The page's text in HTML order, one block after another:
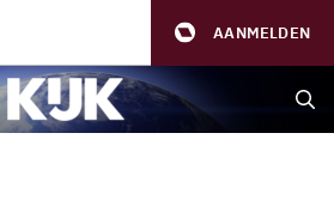
AANMELDEN